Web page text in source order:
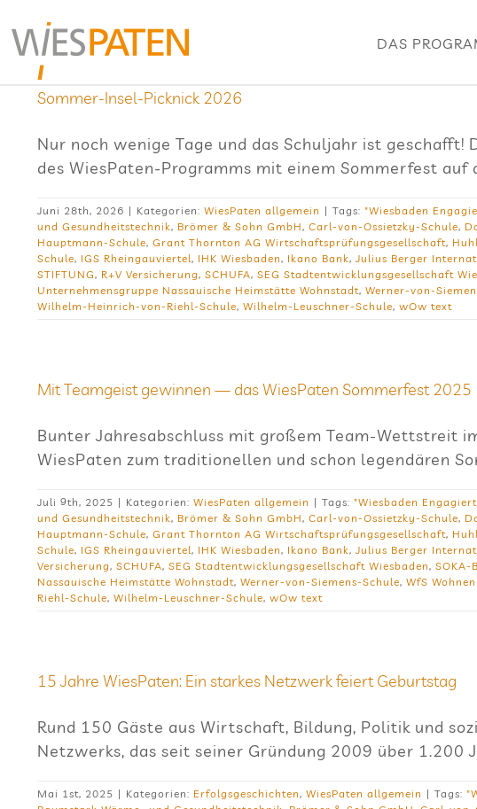
Inhalt
springen
DAS
Som­mer-Insel-Pick­nick 2026
Nur noch wenige Tage und das Schuljahr ist geschafft!
des WiesPaten-Programms mit einem Sommerfest auf
Juni 28th, 2026 | Kategorien: WiesPaten allgemein | Tags: "Wiesbaden
und Gesundheitstechnik, Brömer & Sohn GmbH, Carl-von-Ossietzky-Schule,
Hauptmann-Schule, Grant Thornton AG Wirtschaftsprüfungsgesellschaft,
Schule, IGS Rheingauviertel, IHK Wiesbaden, Ikano Bank, Julius Berger
STIFTUNG, R+V Versicherung, SCHUFA, SEG Stadtentwicklungsgesellschaft
Unternehmensgruppe Nassauische Heimstätte Wohnstadt, Werner-von-
Wilhelm-Heinrich-von-Riehl-Schule, Wilhelm-Leuschner-Schule, wOw text
Mit Team­geist gewin­nen — das Wie­sPa­ten Som­mer­fest 2025
Bunter Jahresabschluss mit großem Team-Wettstreit
WiesPaten zum traditionellen und schon legendären
Juli 9th, 2025 | Kategorien: WiesPaten allgemein | Tags: "Wiesbaden
und Gesundheitstechnik, Brömer & Sohn GmbH, Carl-von-Ossietzky-Schule,
Hauptmann-Schule, Grant Thornton AG Wirtschaftsprüfungsgesellschaft,
Schule, IGS Rheingauviertel, IHK Wiesbaden, Ikano Bank, Julius Berger
Versicherung, SCHUFA, SEG Stadtentwicklungsgesellschaft Wiesbaden, SOKA-
Nassauische Heimstätte Wohnstadt, Werner-von-Siemens-Schule, WfS
Riehl-Schule, Wilhelm-Leuschner-Schule, wOw text
15 Jahre Wie­sPa­ten: Ein star­kes Netz­werk fei­ert Geburtstag
Rund 150 Gäste aus Wirtschaft, Bildung, Politik und
Netzwerks, das seit seiner Gründung 2009 über 1.200
Mai 1st, 2025 | Kategorien: Erfolgsgeschichten, WiesPaten allgemein | Tags: